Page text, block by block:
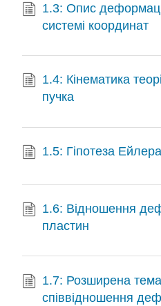
1.3: Опис
системі координат
1.4: Кінематика
пучка
1.5: Гіпотеза
1.6: Відношення
пластин
1.7: Розширена
співвідношення